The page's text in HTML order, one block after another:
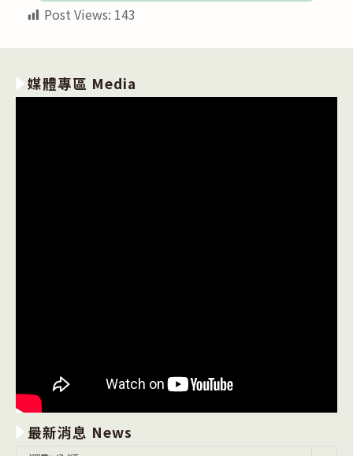
Post Views: 143
媒體專區 Media
最新消息 News